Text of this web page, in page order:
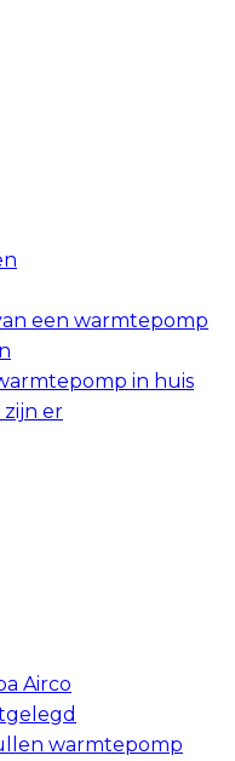
een warmtepomp
in huis
er
Airco
warmtepomp